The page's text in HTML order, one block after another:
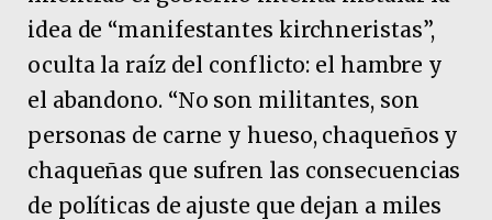
idea de “manifestantes kirchneristas”,
oculta la raíz del conflicto: el hambre y
el abandono. “No son militantes, son
personas de carne y hueso, chaqueños y
chaqueñas que sufren las consecuencias
de políticas de ajuste que dejan a miles